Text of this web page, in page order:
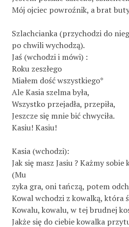
Mój ojciec powroźnik, a brat
Szlachcianka (przychodzi do
po chwili wychodzą).
Jaś (wchodzi i mówi) :
Roku zeszłego
Miałem dość wszystkiego*
Ale Kasia szelma była,
Wszystko przejadła, przepiła,
Jeszcze się mnie bić chwyciła.
Kasiu! Kasiu!
Kasia (wchodzi):
Jak się masz Jasiu ? Każmy
(Mu­
zyka gra, oni tańczą, potem
Kowal wchodzi z kowalką, która
Kowalu, kowalu, w tej brudnej
Jakże się do ciebie kowalka